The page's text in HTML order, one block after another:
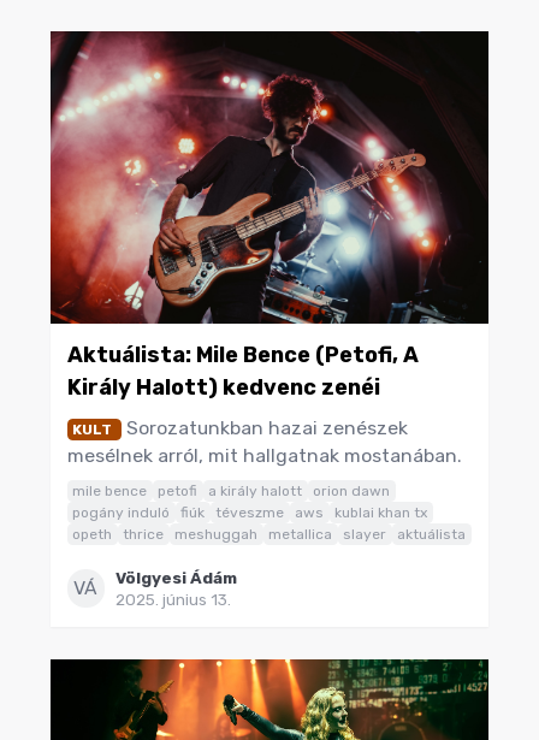
Aktuálista: Mile Bence (Petofi, A
Király Halott) kedvenc zenéi
KULT
Sorozatunkban hazai zenészek
mesélnek arról, mit hallgatnak mostanában.
mile bence petofi a király halott
orion dawn
pogány induló
fiúk téveszme aws
kublai khan tx
opeth
thrice meshuggah metallica slayer aktuálista
VÁ
Völgyesi Ádám
2025. június 13.